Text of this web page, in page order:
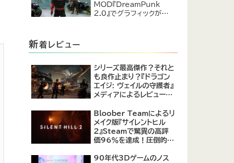
MOD『DreamPunk
2.0』でグラフィックが恐ろ
新着レビュー
シリーズ最高傑作？それと
も良作止まり？『ドラゴン
エイジ: ヴェイルの守護者』
メディアによるレビューが
ラクター育成システムは好
評、戦闘システムは賛否あ
り
Bloober Teamによるリ
メイク版『サイレントヒル
2』Steamで驚異の高評
価96％を達成！圧倒的な
の復活
90年代3Dゲームのノス